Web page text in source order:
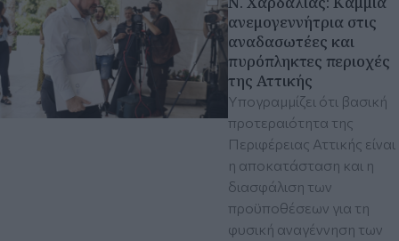
ανεμογεννήτρια στις
αναδασωτέες και
πυρόπληκτες περιοχές
της Αττικής
Υπογραμμίζει ότι βασική
προτεραιότητα της
Περιφέρειας Αττικής είναι
η αποκατάσταση και η
διασφάλιση των
προϋποθέσεων για τη
φυσική αναγέννηση των